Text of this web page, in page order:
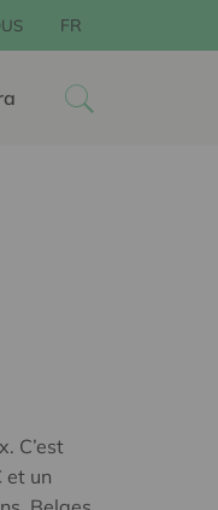
FR
C’est
et un